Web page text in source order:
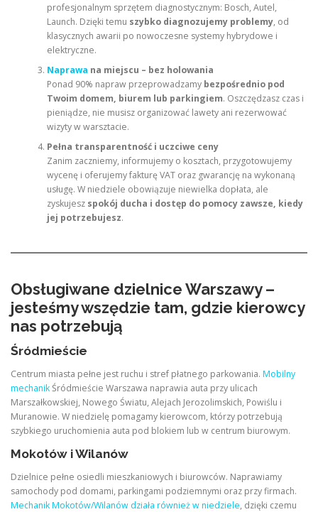
profesjonalnym sprzętem diagnostycznym: Bosch, Autel,
Launch. Dzięki temu szybko diagnozujemy problemy, od
klasycznych awarii po nowoczesne systemy hybrydowe i
elektryczne.
Naprawa na miejscu – bez holowania
Ponad 90% napraw przeprowadzamy bezpośrednio pod
Twoim domem, biurem lub parkingiem. Oszczędzasz czas i
pieniądze, nie musisz organizować lawety ani rezerwować
wizyty w warsztacie.
Pełna transparentność i uczciwe ceny
Zanim zaczniemy, informujemy o kosztach, przygotowujemy
wycenę i oferujemy fakturę VAT oraz gwarancję na wykonaną
usługę. W niedziele obowiązuje niewielka dopłata, ale
zyskujesz spokój ducha i dostęp do pomocy zawsze, kiedy
jej potrzebujesz.
Obsługiwane dzielnice Warszawy –
jesteśmy wszędzie tam, gdzie kierowcy
nas potrzebują
Śródmieście
Centrum miasta pełne jest ruchu i stref płatnego parkowania. Mobilny
mechanikŚródmieście Warszawa naprawia auta przy ulicach
Marszałkowskiej, Nowego Światu, Alejach Jerozolimskich, Powiślu i
Muranowie. W niedzielę pomagamy kierowcom, którzy potrzebują
szybkiego uruchomienia auta pod blokiem lub w centrum biurowym.
Mokotów i Wilanów
Dzielnice pełne osiedli mieszkaniowych i biurowców. Naprawiamy
samochody pod domami, parkingami podziemnymi oraz przy firmach.
Mechanik Mokotów/Wilanów działa również w niedziele, dzięki czemu